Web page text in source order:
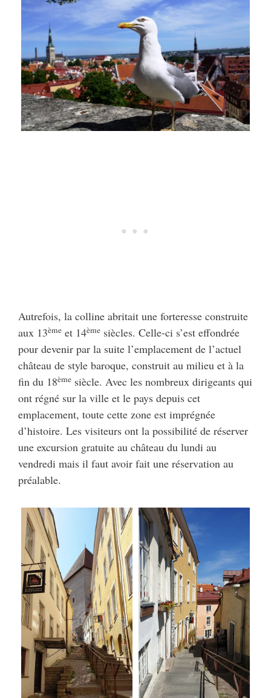
Autrefois, la colline abritait une forteresse construite
aux 13ème et 14ème siècles. Celle-ci s’est effondrée
pour devenir par la suite l’emplacement de l’actuel
château de style baroque, construit au milieu et à la
fin du 18ème siècle. Avec les nombreux dirigeants qui
ont régné sur la ville et le pays depuis cet
emplacement, toute cette zone est imprégnée
d’histoire. Les visiteurs ont la possibilité de réserver
une excursion gratuite au château du lundi au
vendredi mais il faut avoir fait une réservation au
préalable.